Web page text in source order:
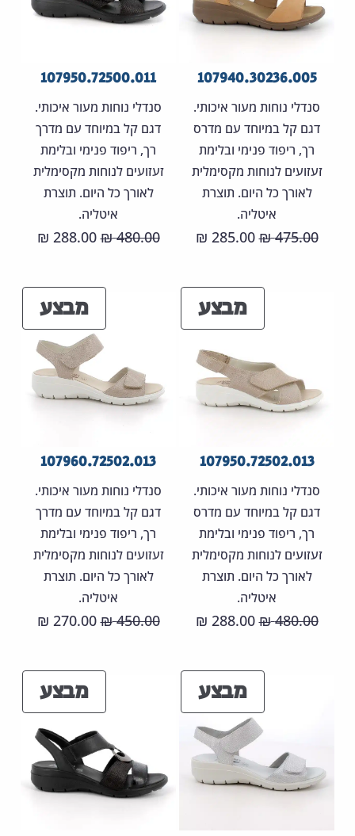
107940.30236.005
סנדלי נוחות מעור איכותי.
דגם קל במיוחד עם מדרס
רך, ריפוד פנימי ובלימת
זעזועים לנוחות מקסימלית
לאורך כל היום. תוצרת
איטליה.
475.00
₪ המחיר
היה:
475.00 ₪.
285.00
₪
המחיר
הוא:
107950.72500.011
סנדלי נוחות מעור איכותי.
דגם קל במיוחד עם מדרך
רך, ריפוד פנימי ובלימת
זעזועים לנוחות מקסימלית
לאורך כל היום. תוצרת
איטליה.
480.00
₪ המחיר
היה:
480.00 ₪.
288.00
₪
הוא:
מבצעמוצרים
במבצע
107950.72502.013
סנדלי נוחות מעור איכותי.
דגם קל במיוחד עם מדרס
רך, ריפוד פנימי ובלימת
זעזועים לנוחות מקסימלית
לאורך כל היום. תוצרת
איטליה.
480.00
₪ המחיר
היה:
480.00 ₪.
288.00
₪
המחיר
הוא:
מבצע
107960.72502.013
סנדלי נוחות מעור איכותי.
דגם קל במיוחד עם מדרך
רך, ריפוד פנימי ובלימת
זעזועים לנוחות מקסימלית
לאורך כל היום. תוצרת
איטליה.
450.00
₪ המחיר
היה:
450.00 ₪.
270.00
₪
הוא:
מבצעמוצרים
במבצע
מבצע